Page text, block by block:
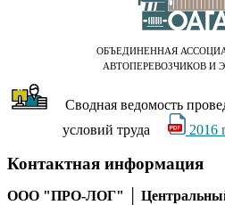
ОБЪЕДИНЕННАЯ
АВТОПЕРЕВОЗЧИКОВ И
Сводная ведомость
условий труда
2016
Контактная информация
ООО "ПРО-ЛОГ" │